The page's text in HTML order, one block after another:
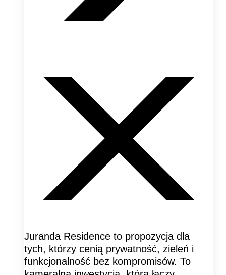
Juranda Residence to propozycja dla
tych, którzy cenią prywatność, zieleń i
funkcjonalność bez kompromisów. To